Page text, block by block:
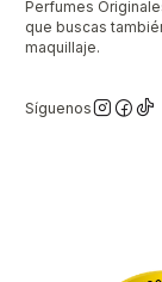
Perfumes
que buscas
maquillaje.
Síguenos